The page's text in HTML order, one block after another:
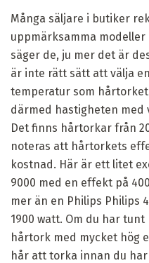
Många säljare i butiker
uppmärksamma
säger de, ju mer det är
är inte rätt sätt att välja
temperatur som
därmed hastigheten
Det finns hårtorkar från
noteras att hårtorkets
kostnad. Här är ett litet
9000 med en effekt på
mer än en Philips Philips
1900 watt. Om du har
hårtork med mycket hög
hår att torka innan du